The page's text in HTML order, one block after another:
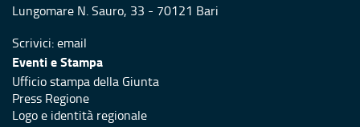
Lungomare N. Sauro, 33 - 70121 Bari
Scrivici:email
Eventi e Stampa
Ufficio stampa della Giunta
Press Regione
Logo e identità regionale